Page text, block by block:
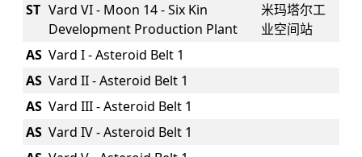
ST Vard VI - Moon 14 - Six Kin
Development Production Plant
米玛塔尔工
业空间站
AS Vard I - Asteroid Belt 1
AS Vard II - Asteroid Belt 1
AS Vard III - Asteroid Belt 1
AS Vard IV - Asteroid Belt 1